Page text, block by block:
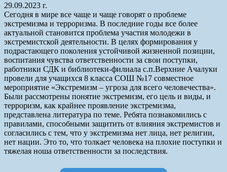
29.09.2023 г.
Сегодня в мире все чаще и чаще говорят о проблеме
экстремизма и терроризма. В последние годы все более
актуальной становится проблема участия молодежи в
экстремистской деятельности. В целях формирования у
подрастающего поколения устойчивой жизненной позиции,
воспитания чувства ответственности за свои поступки,
работники СДК и библиотеки-филиала с.п.Верхние Ачалуки
провели для учащихся 8 класса СОШ №17 совместное
мероприятие «Экстремизм – угроза для всего человечества».
Были рассмотрены понятие экстремизм, его цель и виды, и
терроризм, как крайнее проявление экстремизма,
представлена литература по теме. Ребята познакомились с
правилами, способными защитить от влияния экстремистов и
согласились с тем, что у экстремизма нет лица, нет религии,
нет нации. Это то, что толкает человека на плохие поступки и
тяжелая ноша ответственности за последствия.